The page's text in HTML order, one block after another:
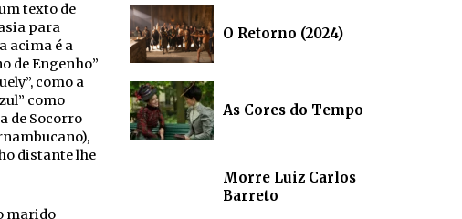
texto de
para
acima é a
de Engenho”
como a
como
de Socorro
distante lhe
marido
O Retorno (2024)
As Cores do Tempo
Morre Luiz Carlos
Barreto